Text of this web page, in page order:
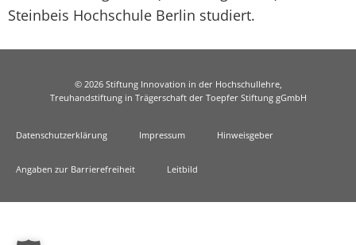
Steinbeis Hochschule Berlin studiert.
© 2026 Stiftung Innovation in der Hochschullehre,
Treuhandstiftung in Trägerschaft der Toepfer Stiftung gGmbH
Datenschutzerklärung Impressum Hinweisgeber
Angaben zur Barrierefreiheit Leitbild